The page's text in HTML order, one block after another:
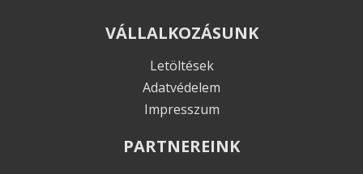
VÁLLALKOZÁSUNK
Letöltések
Adatvédelem
Impresszum
PARTNEREINK